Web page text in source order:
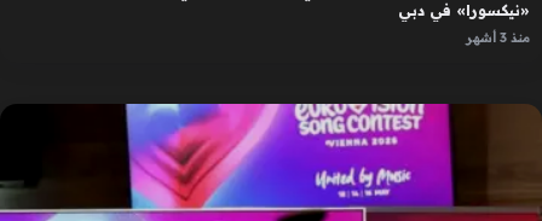
«نيكسورا» في دبي
منذ 3 أشهر